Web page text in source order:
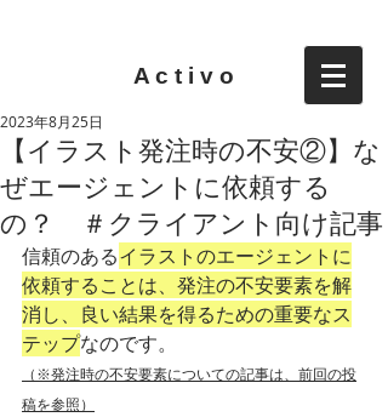
A c t i v o
【イラスト発注時の不安②】な
ぜエージェントに依頼する
の？ ＃クライアント向け記事
2023年8月25日
信頼のあるイラストのエージェントに
依頼することは、発注の不安要素を解
消し、良い結果を得るための重要なス
テップなのです。
（※発注時の不安要素についての記事は、前回の投
稿を参照）